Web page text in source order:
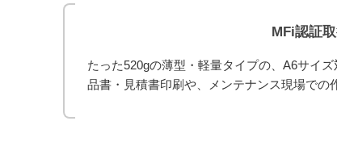
MFi認証
たった520gの薄型・軽量タイプの、A6サイ
品書・見積書印刷や、メンテナンス現場での